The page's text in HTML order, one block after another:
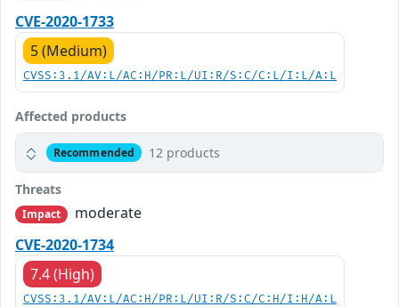
CVE-2020-1733
5 (Medium)
CVSS:3.1/AV:L/AC:H/PR:L/UI:R/S:C/C:L/I:L/A:L
Affected products
Recommended 12 products
Threats
Impact
moderate
CVE-2020-1734
7.4 (High)
CVSS:3.1/AV:L/AC:H/PR:L/UI:R/S:C/C:H/I:H/A:L